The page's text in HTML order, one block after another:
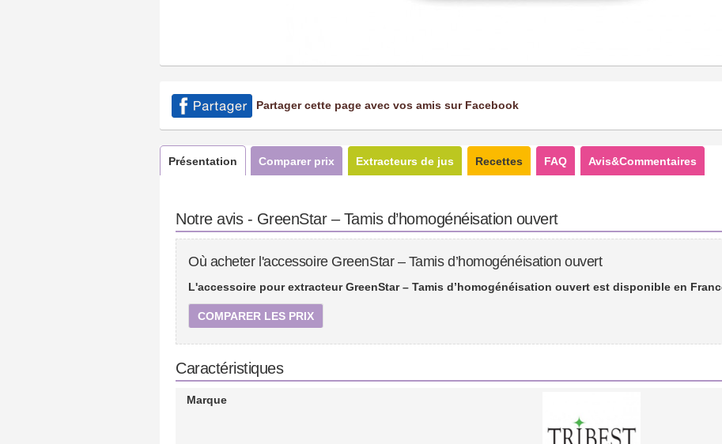
Partager cette page avec vos amis sur Facebook
Présentation Comparer prix Extracteurs de jus Recettes FAQ Avis&Commentaires
Notre avis - GreenStar – Tamis d’homogénéisation ouvert
Où acheter l'accessoire GreenStar – Tamis d’homogénéisation ouvert
L'accessoire pour extracteur GreenStar – Tamis d’homogénéisation ouvert est disponible en
COMPARER LES PRIX
Caractéristiques
Marque